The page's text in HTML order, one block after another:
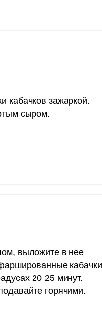
5.3
кабачков зажаркой.
сыром.
выложите в нее
кабачки
20-25 минут.
горячими.